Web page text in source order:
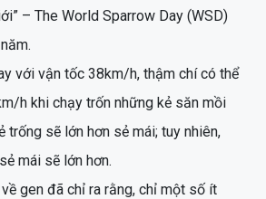
– The World Sparrow Day (WSD)
với vận tốc 38km/h, thậm chí có thể
h khi chạy trốn những kẻ săn mồi
trống sẽ lớn hơn sẻ mái; tuy nhiên,
mái sẽ lớn hơn.
gen đã chỉ ra rằng, chỉ một số ít